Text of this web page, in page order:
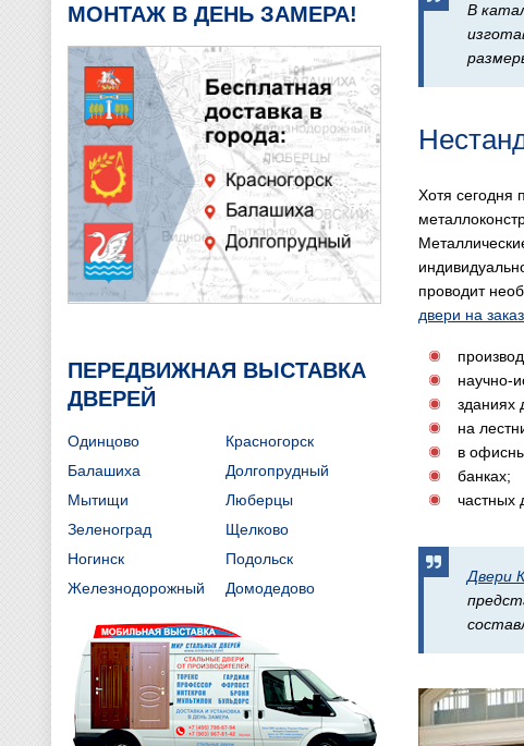
В
Хотя сегодня
проводит
двери на заказ
научно-
зданиях
на
в
банках;
частных
Двери
МОНТАЖ В ДЕНЬ ЗАМЕРА!
ПЕРЕДВИЖНАЯ ВЫСТАВКА
ДВЕРЕЙ
Одинцово
Красногорск
Балашиха
Долгопрудный
Мытищи
Люберцы
Зеленоград
Щелково
Ногинск
Подольск
Железнодорожный
Домодедово